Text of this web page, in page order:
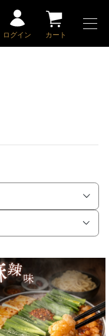
ログイン カート